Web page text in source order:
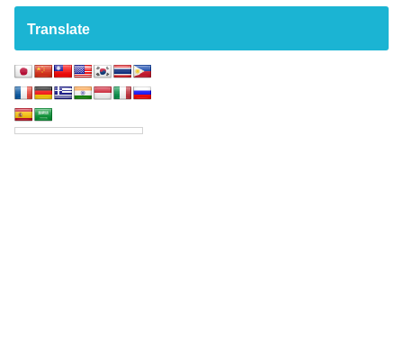
Translate